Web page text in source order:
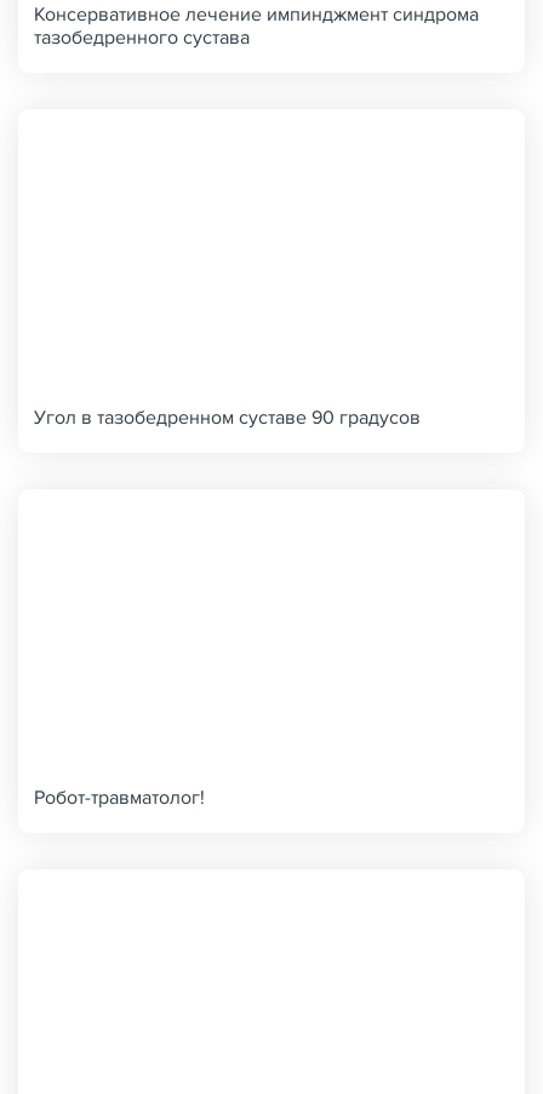
Консервативное лечение импинджмент синдрома
тазобедренного сустава
Угол в тазобедренном суставе 90 градусов
Робот-травматолог!